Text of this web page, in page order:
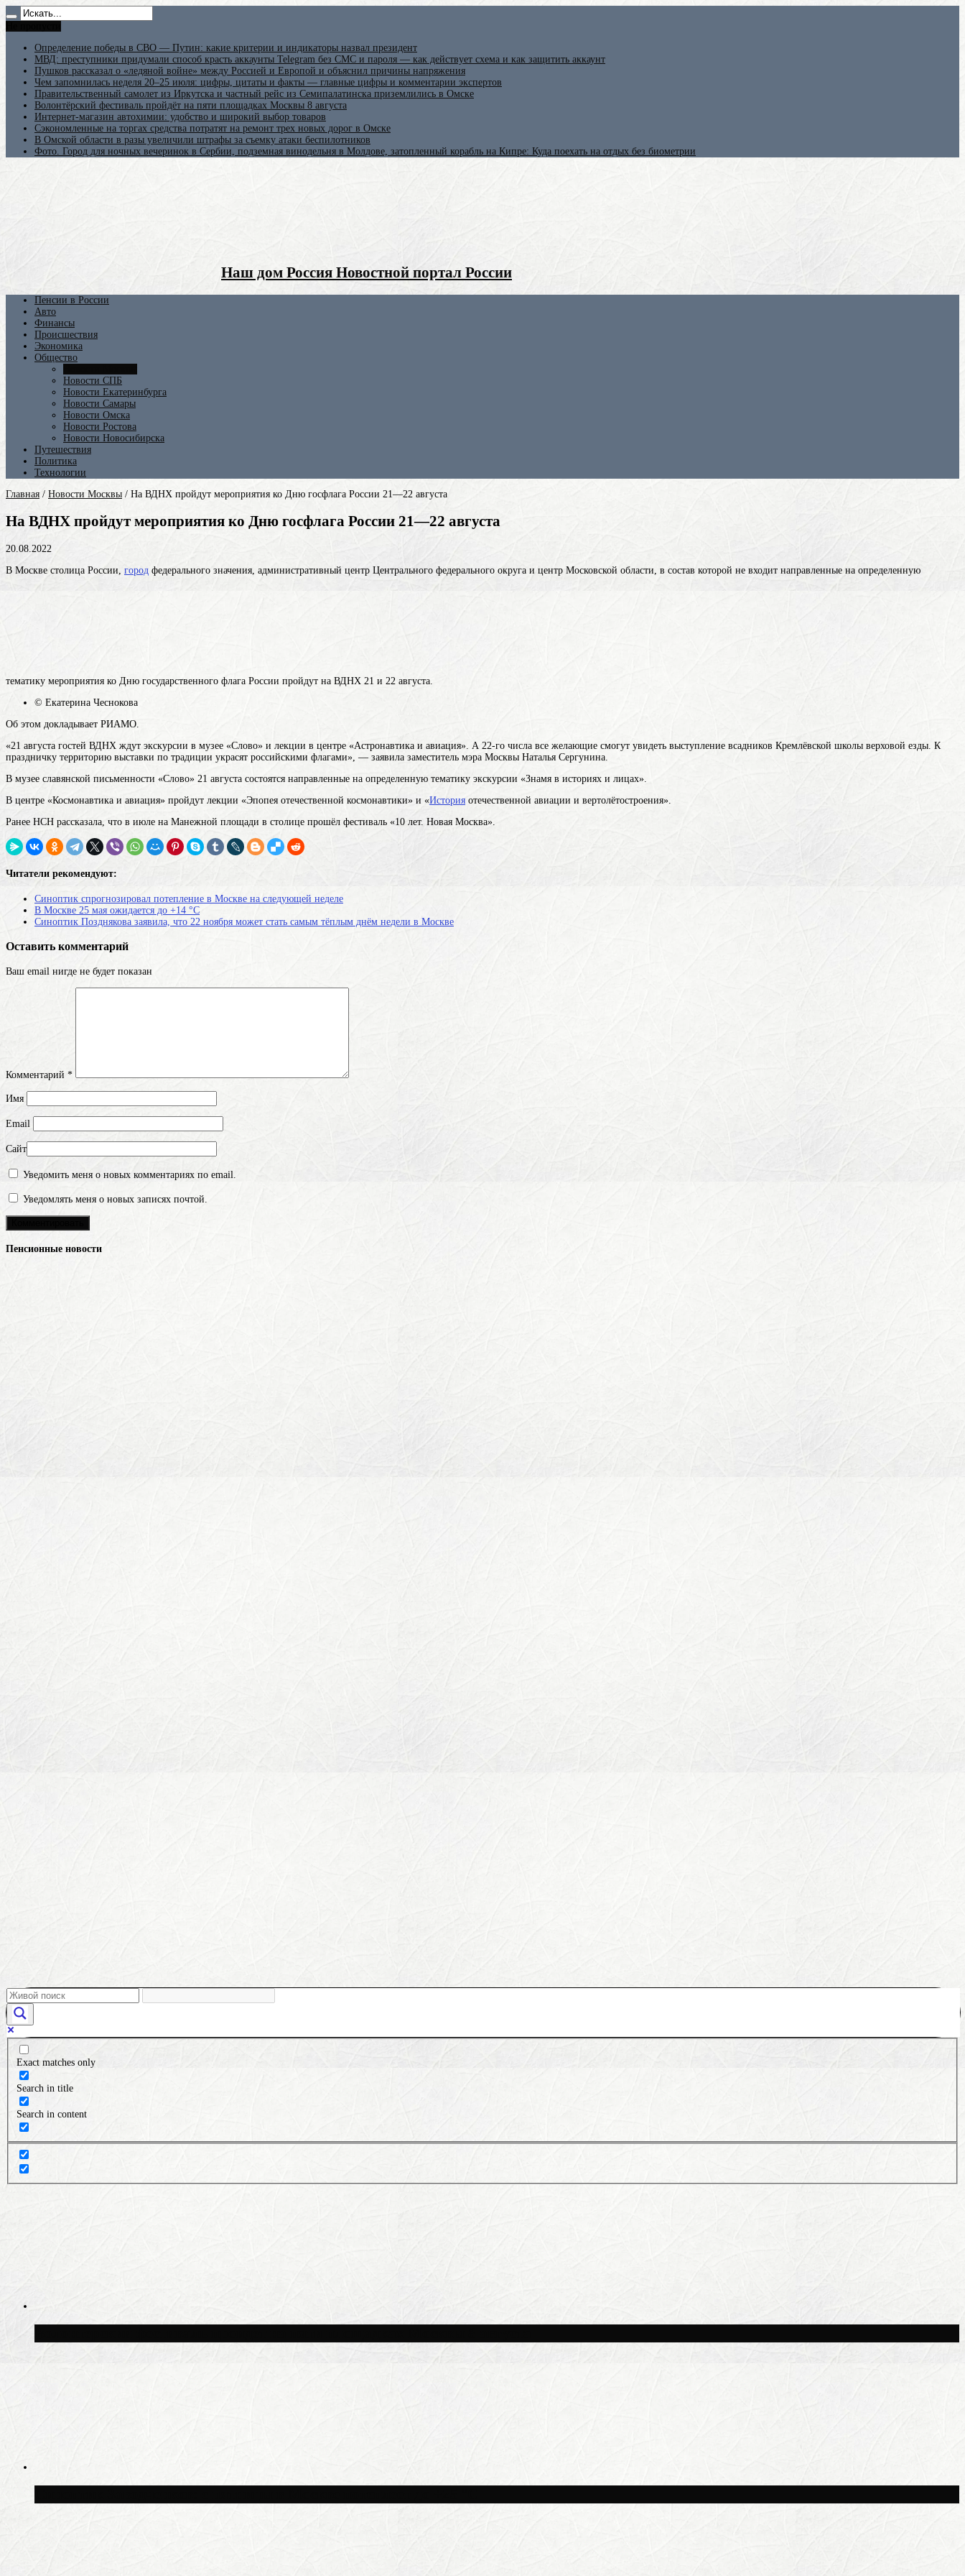
Определение победы в СВО — Путин: какие критерии и индикаторы назвал президент
МВД: преступники придумали способ красть аккаунты Telegram без СМС и пароля — как действует схема и как защитить аккаунт
Пушков рассказал о «ледяной войне» между Россией и Европой и объяснил причины напряжения
Чем запомнилась неделя 20–25 июля: цифры, цитаты и факты — главные цифры и комментарии экспертов
Правительственный самолет из Иркутска и частный рейс из Семипалатинска приземлились в Омске
Волонтёрский фестиваль пройдёт на пяти площадках Москвы 8 августа
Интернет-магазин автохимии: удобство и широкий выбор товаров
Сэкономленные на торгах средства потратят на ремонт трех новых дорог в Омске
В Омской области в разы увеличили штрафы за съемку атаки беспилотников
Фото. Город для ночных вечеринок в Сербии, подземная винодельня в Молдове, затопленный корабль на Кипре: Куда поехать на отдых без биометрии
Наш дом Россия Новостной портал России
Пенсии в России
Авто
Финансы
Происшествия
Экономика
Общество
Новости СПБ
Новости Екатеринбурга
Новости Самары
Новости Омска
Новости Ростова
Новости Новосибирска
Путешествия
Политика
Технологии
Главная / Новости Москвы / На ВДНХ пройдут мероприятия ко Дню госфлага России 21—22 августа
На ВДНХ пройдут мероприятия ко Дню госфлага России 21—22 августа
20.08.2022
В Москве столица России, город федерального значения, административный центр Центрального федерального округа и центр Московской области, в состав которой не входит направленные на определенную
тематику мероприятия ко Дню государственного флага России пройдут на ВДНХ 21 и 22 августа.
© Екатерина Чеснокова
Об этом докладывает РИАМО.
«21 августа гостей ВДНХ ждут экскурсии в музее «Слово» и лекции в центре «Астронавтика и авиация». А 22-го числа все желающие смогут увидеть выступление всадников Кремлёвской школы верховой езды. К
праздничку территорию выставки по традиции украсят российскими флагами», — заявила заместитель мэра Москвы Наталья Сергунина.
В музее славянской письменности «Слово» 21 августа состоятся направленные на определенную тематику экскурсии «Знамя в историях и лицах».
В центре «Космонавтика и авиация» пройдут лекции «Эпопея отечественной космонавтики» и «История отечественной авиации и вертолётостроения».
Ранее НСН рассказала, что в июле на Манежной площади в столице прошёл фестиваль «10 лет. Новая Москва».
Читатели рекомендуют:
Синоптик спрогнозировал потепление в Москве на следующей неделе
В Москве 25 мая ожидается до +14 °C
Синоптик Позднякова заявила, что 22 ноября может стать самым тёплым днём недели в Москве
Оставить комментарий
Ваш email нигде не будет показан
Комментарий *
Имя
Email
Сайт
Уведомить меня о новых комментариях по email.
Уведомлять меня о новых записях почтой.
Пенсионные новости
Exact matches only
Search in title
Search in content